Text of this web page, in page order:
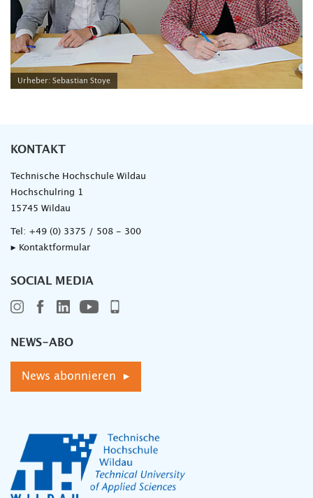
Urheber: Sebastian Stoye
KONTAKT
Technische Hochschule Wildau
Hochschulring 1
15745 Wildau
Tel: +49 (0) 3375 / 508 - 300
▸ Kontaktformular
SOCIAL MEDIA
NEWS-ABO
News abonnieren ▸